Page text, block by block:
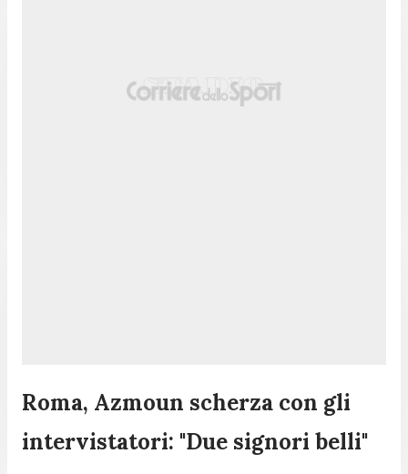
Roma, Azmoun scherza con gli
intervistatori: "Due signori belli"